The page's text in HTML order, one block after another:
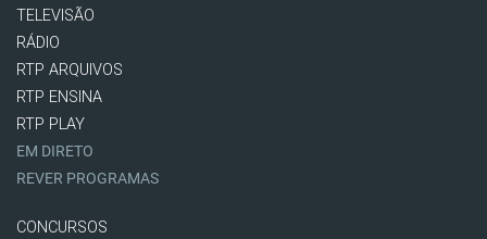
TELEVISÃO
RÁDIO
RTP ARQUIVOS
RTP ENSINA
RTP PLAY
EM DIRETO
REVER PROGRAMAS
CONCURSOS